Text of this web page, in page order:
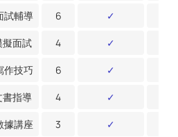
試輔導 6 ✓
擬面試 4 ✓
作技巧 6 ✓
書指導 4 ✓
據講座 3 ✓